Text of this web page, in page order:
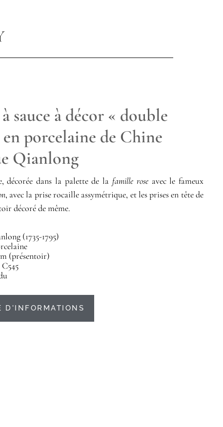
sauce à décor « double
en porcelaine de Chine
Qianlong
décorée dans la palette de la famille roseavec le fameux
, avec la prise rocaille assymétrique, et les prises en tête de
décoré de même.
(1735-1795)
(présentoir)
C545
D'INFORMATIONS